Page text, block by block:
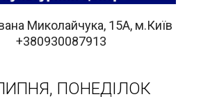
Миколайчука, 15А, м.Київ
+380930087913
ПОНЕДІЛОК